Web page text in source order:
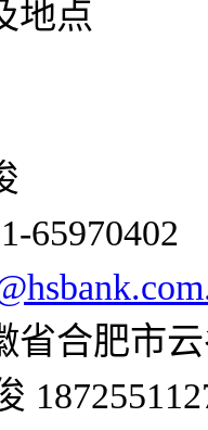
地点
65970402
省合肥市